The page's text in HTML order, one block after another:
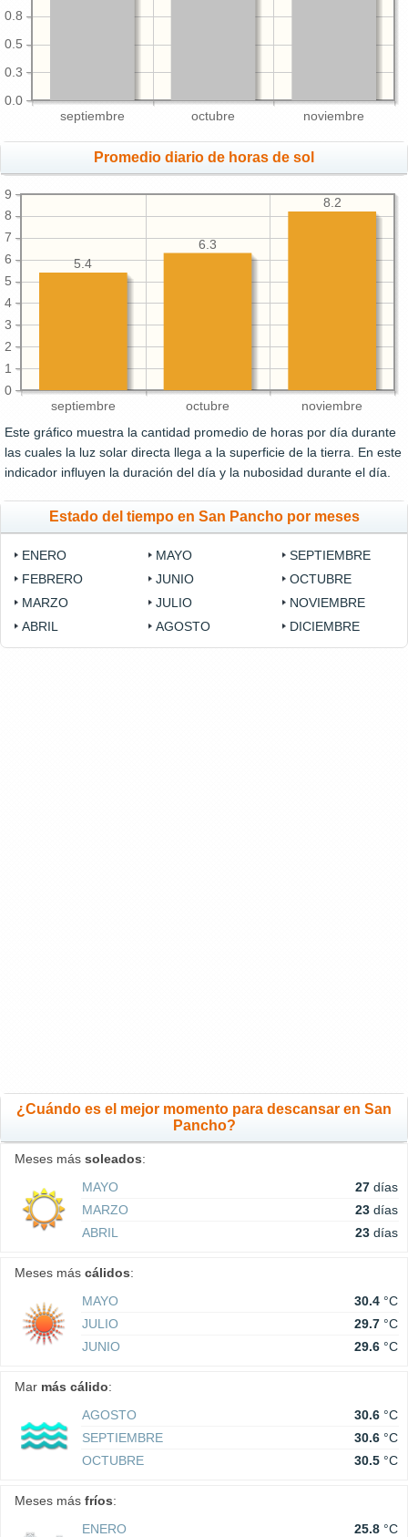
septiembre octubre noviembre
0.0
0.3
0.5
0.8
Promedio diario de horas de sol
septiembre octubre noviembre
0
1
2
3
4
5
6
7
8
9
8.2
6.3
5.4
Este gráfico muestra la cantidad promedio de horas por día durante
las cuales la luz solar directa llega a la superficie de la tierra. En este
indicador influyen la duración del día y la nubosidad durante el día.
Estado del tiempo en San Pancho por meses
ENERO
FEBRERO
MARZO
ABRIL
MAYO
JUNIO
JULIO
AGOSTO
SEPTIEMBRE
OCTUBRE
NOVIEMBRE
DICIEMBRE
¿Cuándo es el mejor momento para descansar en San
Pancho?
Meses más soleados:
MAYO
27 días
MARZO
23 días
ABRIL
23 días
Meses más cálidos:
MAYO
30.4 °C
JULIO
29.7 °C
JUNIO
29.6 °C
Mar más cálido:
AGOSTO
30.6 °C
SEPTIEMBRE
30.6 °C
OCTUBRE
30.5 °C
Meses más fríos:
ENERO
25.8 °C